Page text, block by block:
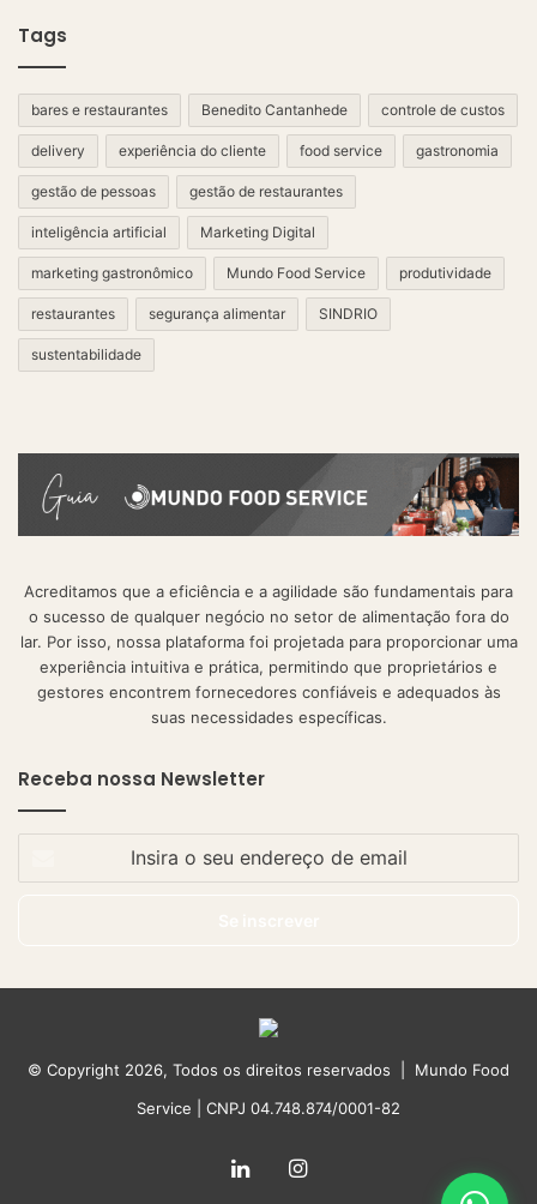
Tags
bares e restaurantes Benedito Cantanhede controle de custos
delivery experiência do cliente food service gastronomia
gestão de pessoas gestão de restaurantes
inteligência artificial Marketing Digital
marketing gastronômico Mundo Food Service produtividade
restaurantes segurança alimentar SINDRIO
sustentabilidade
Acreditamos que a eficiência e a agilidade são fundamentais para
o sucesso de qualquer negócio no setor de alimentação fora do
lar. Por isso, nossa plataforma foi projetada para proporcionar uma
experiência intuitiva e prática, permitindo que proprietários e
gestores encontrem fornecedores confiáveis e adequados às
suas necessidades específicas.
Receba nossa Newsletter
© Copyright 2026, Todos os direitos reservados | Mundo Food
Service | CNPJ 04.748.874/0001-82
LinkedinInstagram